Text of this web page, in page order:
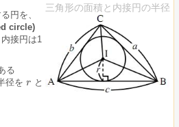
三角形の面積と内接円の半径
円を、
circle)
接円は1
る
径をr
r
と